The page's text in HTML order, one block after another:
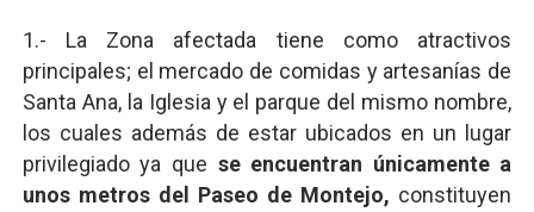
1.- La Zona afectada tiene como atractivos
principales; el mercado de comidas y artesanías de
Santa Ana, la Iglesia y el parque del mismo nombre,
los cuales además de estar ubicados en un lugar
privilegiado ya que se encuentran únicamente a
unos metros del Paseo de Montejo, constituyen